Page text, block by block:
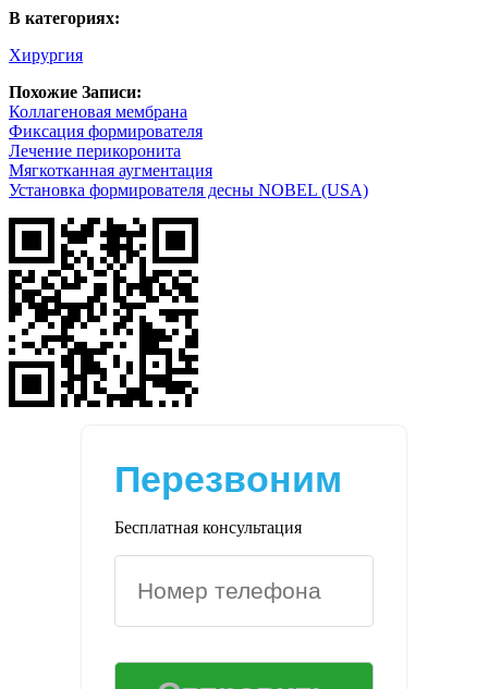
В категориях:
Хирургия
Похожие Записи:
Коллагеновая мембрана
Фиксация формирователя
Лечение перикоронита
Мягкотканная аугментация
Установка формирователя десны NOBEL (USA)
Перезвоним
Бесплатная консультация